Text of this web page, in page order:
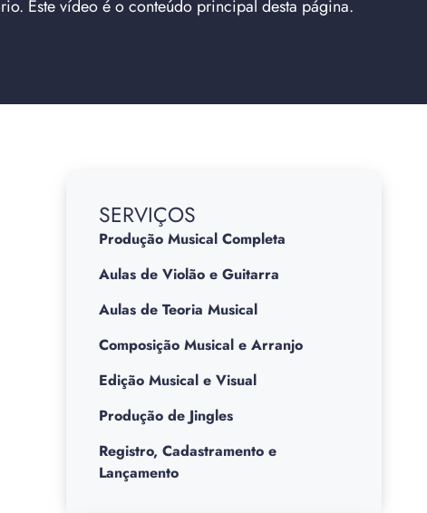
Este vídeo é o conteúdo principal desta página.
SERVIÇOS
Produção Musical Completa
Aulas de Violão e Guitarra
Aulas de Teoria Musical
Composição Musical e Arranjo
Edição Musical e Visual
Produção de Jingles
Registro, Cadastramento e
Lançamento